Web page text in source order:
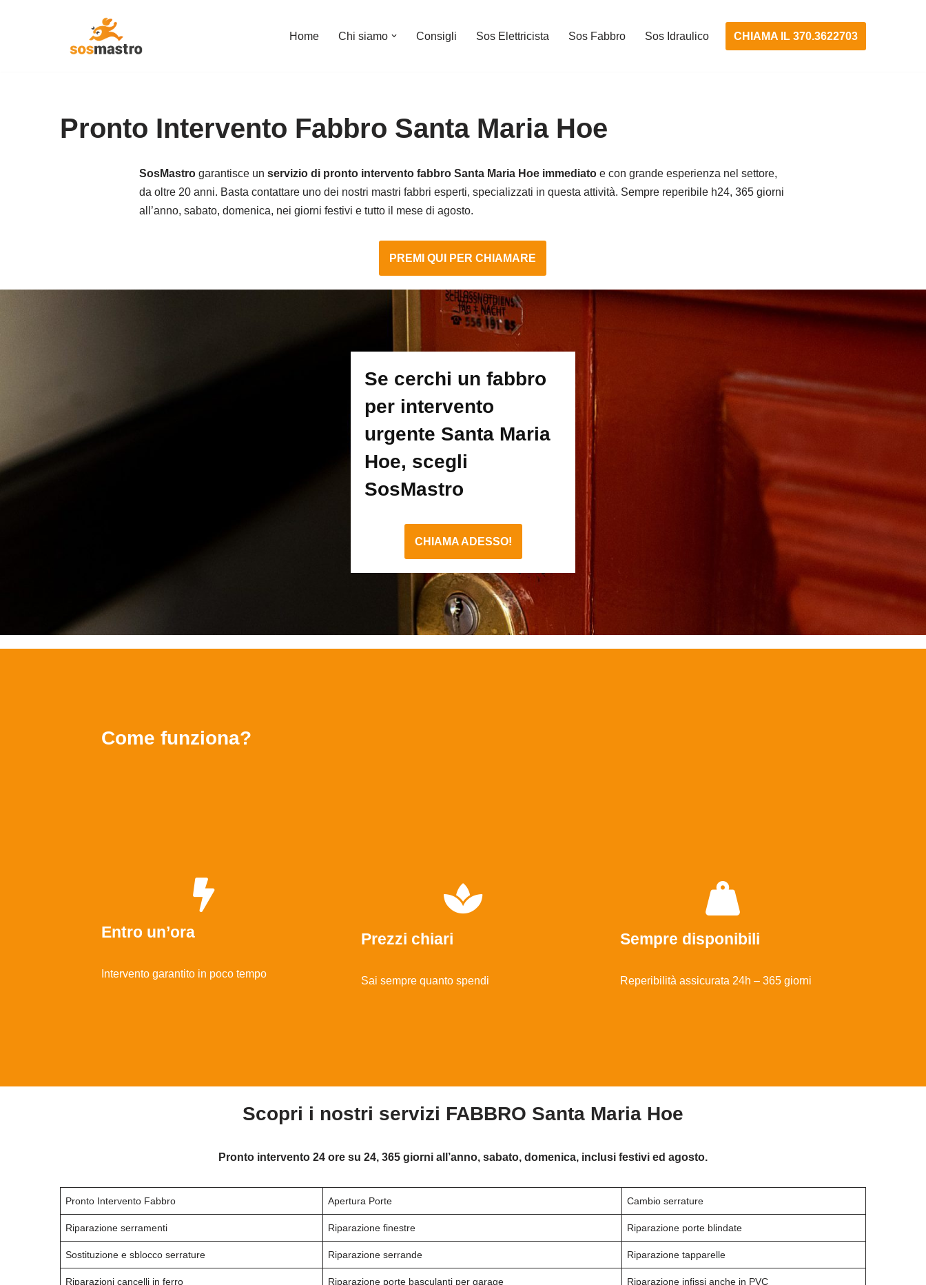
Home Chi siamo Consigli Sos Elettricista Sos Fabbro Sos Idraulico CHIAMA IL 370.3622703
Pronto Intervento Fabbro Santa Maria Hoe
SosMastrogarantisce un servizio di pronto intervento fabbro Santa Maria Hoe immediatoe con grande esperienza nel settore,
da oltre 20 anni. Basta contattare uno dei nostri mastri fabbri esperti, specializzati in questa attività. Sempre reperibile h24, 365 giorni
all’anno, sabato, domenica, nei giorni festivi e tutto il mese di agosto.
PREMI QUI PER CHIAMARE
Se cerchi un fabbro
per intervento
urgente Santa Maria
Hoe, scegli
SosMastro
CHIAMA ADESSO!
Come funziona?
Entro un’ora
Intervento garantito in poco tempo
Prezzi chiari
Sai sempre quanto spendi
Sempre disponibili
Reperibilità assicurata 24h – 365 giorni
Scopri i nostri servizi FABBRO Santa Maria Hoe
Pronto intervento 24 ore su 24, 365 giorni all’anno, sabato, domenica, inclusi festivi ed agosto.
Pronto Intervento Fabbro Apertura Porte Cambio serrature
Riparazione serramenti Riparazione finestre Riparazione porte blindate
Sostituzione e sblocco serrature Riparazione serrande Riparazione tapparelle
Riparazioni cancelli in ferro Riparazione porte basculanti per garage Riparazione infissi anche in PVC